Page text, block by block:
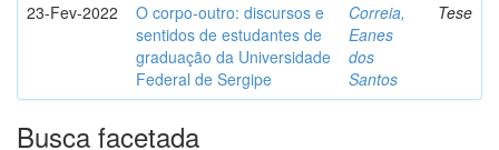
23-Fev-2022
O corpo-outro: discursos e
sentidos de estudantes de
graduação da Universidade
Federal de Sergipe
Correia,
Eanes
dos
Santos
Tese
Busca facetada